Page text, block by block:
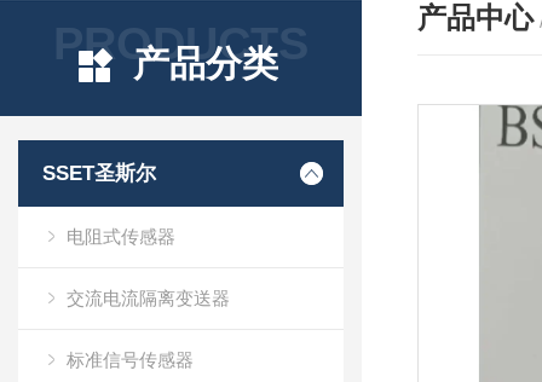
PRODUCTS
产品分类
SSET圣斯尔
电阻式传感器
交流电流隔离变送器
标准信号传感器
产品中心